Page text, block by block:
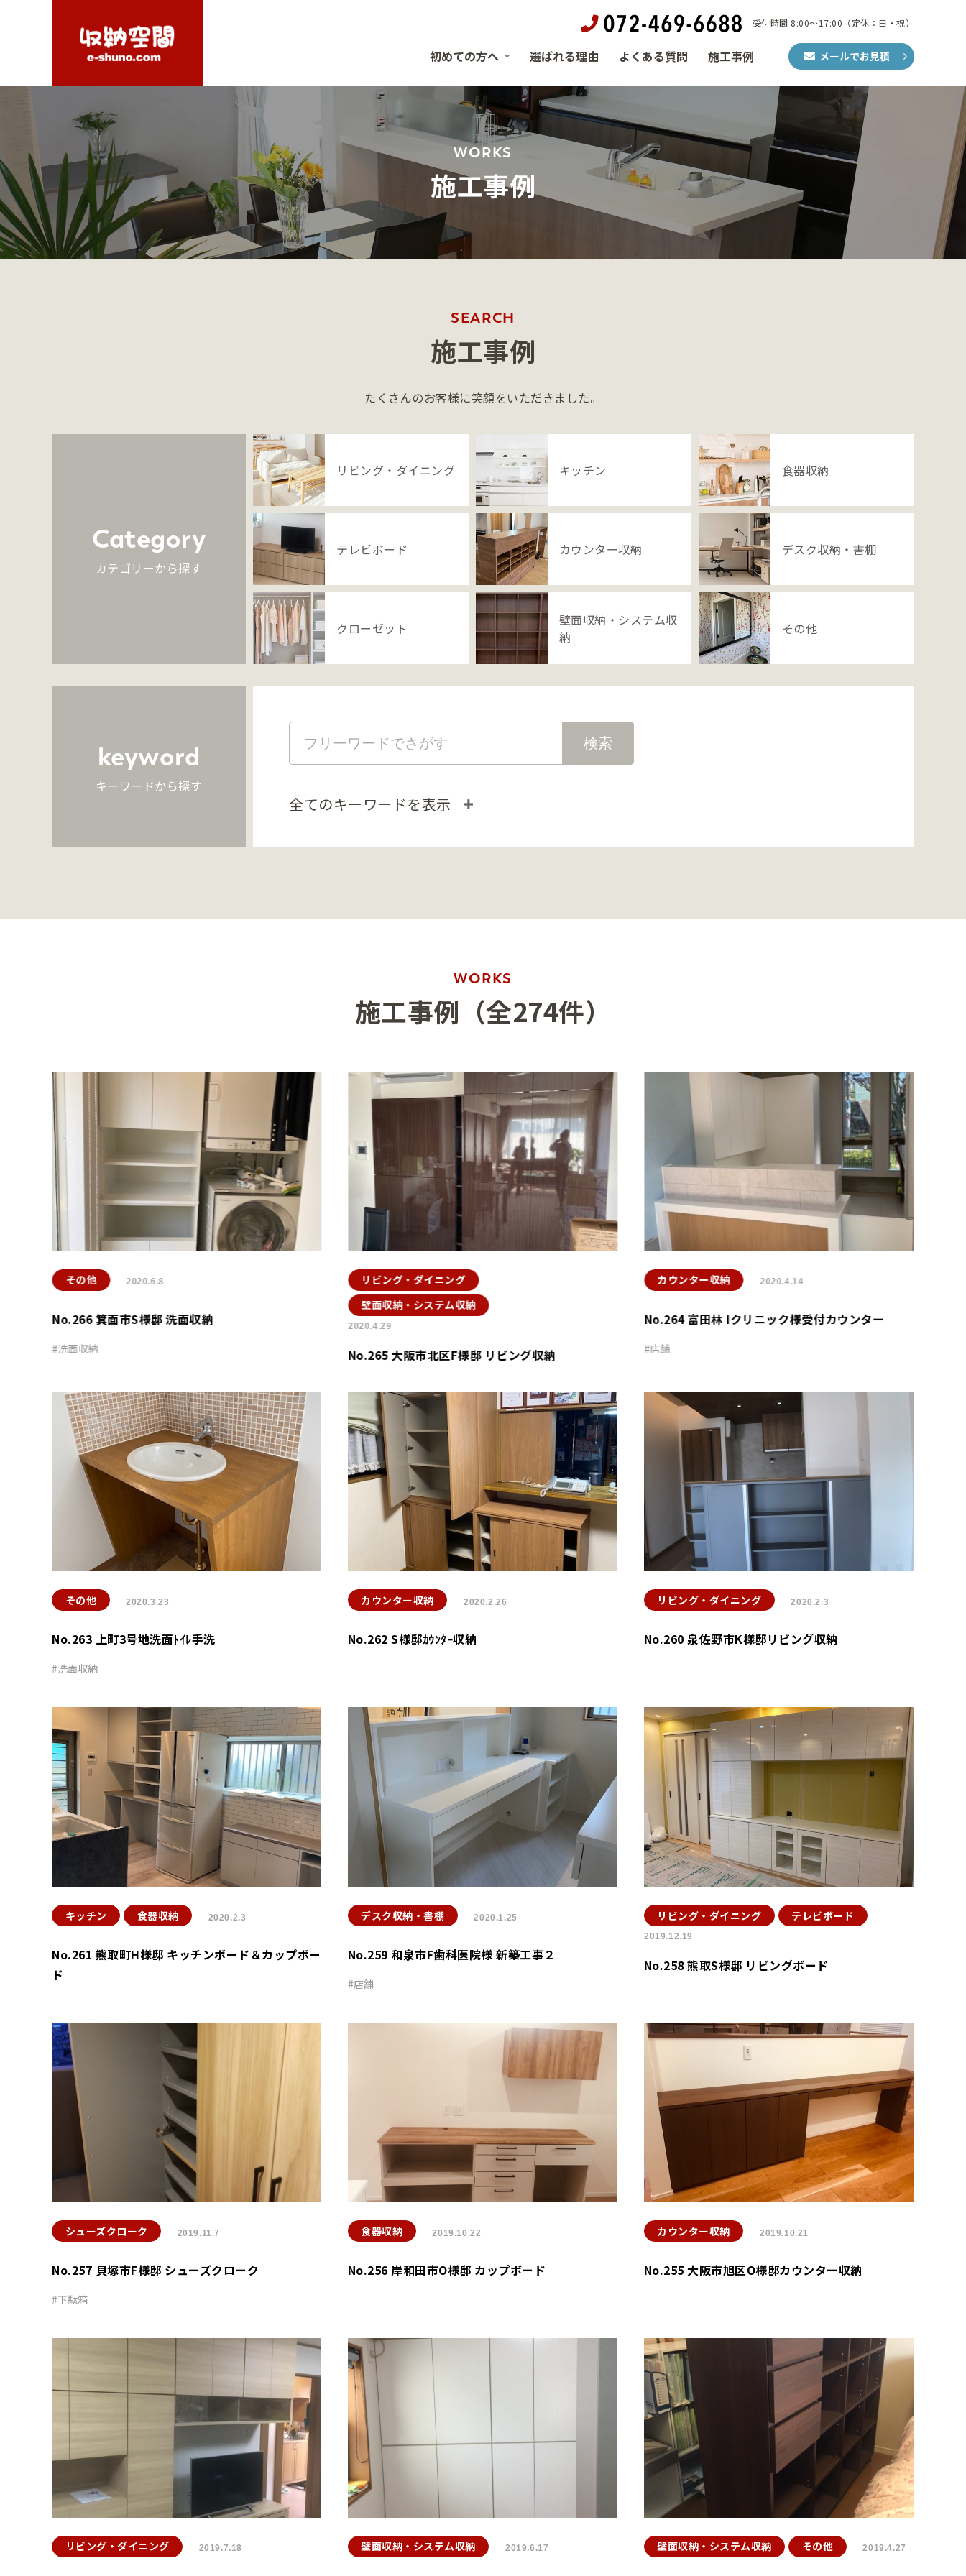
受付時間 8:00～17:00（定休：日・祝）
初めての方へ 選ばれる理由 よくある質問 施工事例 メールでお見積
WORKS
施工事例
SEARCH
施工事例
たくさんのお客様に笑顔をいただきました。
Category
カテゴリーから探す
リビング・ダイニング キッチン 食器収納
テレビボード カウンター収納 デスク収納・書棚
クローゼット
壁面収納・システム収
納
その他
keyword
キーワードから探す
全てのキーワードを表示
WORKS
施工事例（全274件）
その他 2020.6.8
No.266 箕面市S様邸 洗面収納
洗面収納
リビング・ダイニング
壁面収納・システム収納
2020.4.29
No.265 大阪市北区F様邸 リビング収納
カウンター収納 2020.4.14
No.264 富田林 Iクリニック様受付カウンター
店舗
その他 2020.3.23
No.263 上町3号地洗面ﾄｲﾚ手洗
洗面収納
カウンター収納 2020.2.26
No.262 S様邸ｶｳﾝﾀｰ収納
リビング・ダイニング 2020.2.3
No.260 泉佐野市K様邸リビング収納
キッチン 食器収納 2020.2.3
No.261 熊取町H様邸 キッチンボード＆カップボー
ド
デスク収納・書棚 2020.1.25
No.259 和泉市F歯科医院様 新築工事２
店舗
リビング・ダイニング テレビボード
2019.12.19
No.258 熊取S様邸 リビングボード
シューズクローク 2019.11.7
No.257 貝塚市F様邸 シューズクローク
下駄箱
食器収納 2019.10.22
No.256 岸和田市O様邸 カップボード
カウンター収納 2019.10.21
No.255 大阪市旭区O様邸カウンター収納
リビング・ダイニング 2019.7.18 壁面収納・システム収納 2019.6.17 壁面収納・システム収納 その他 2019.4.27